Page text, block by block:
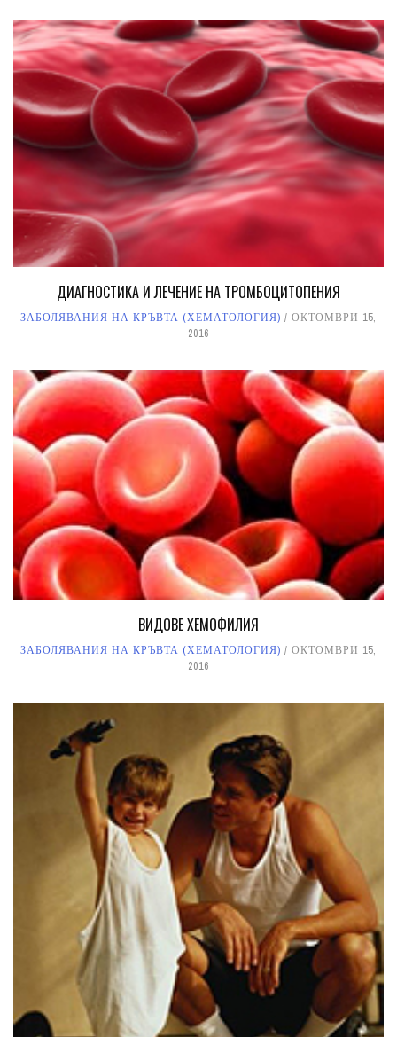
ДИАГНОСТИКА И ЛЕЧЕНИЕ НА ТРОМБОЦИТОПЕНИЯ
ЗАБОЛЯВАНИЯ НА КРЪВТА (ХЕМАТОЛОГИЯ)
ОКТОМВРИ 15,
2016
ВИДОВЕ ХЕМОФИЛИЯ
ЗАБОЛЯВАНИЯ НА КРЪВТА (ХЕМАТОЛОГИЯ)
ОКТОМВРИ 15,
2016